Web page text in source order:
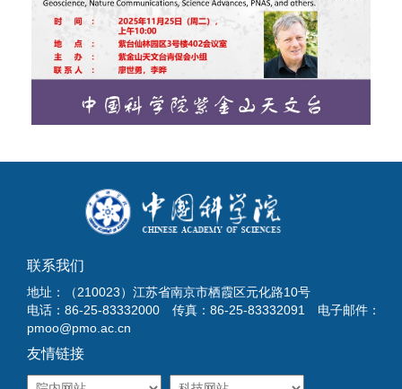
联系我们
地址：（210023）江苏省南京市栖霞区元化路10号
电话：86-25-83332000 传真：86-25-83332091 电子邮件：
pmoo@pmo.ac.cn
友情链接